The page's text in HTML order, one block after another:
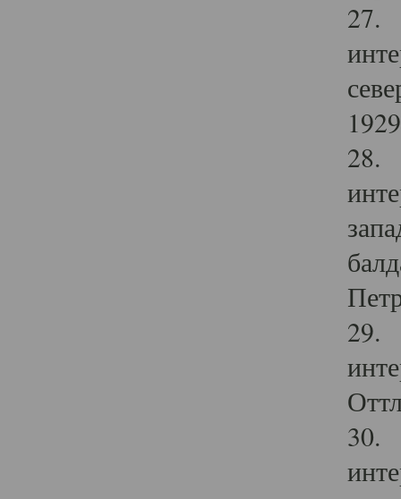
27.
28.
29.
30.